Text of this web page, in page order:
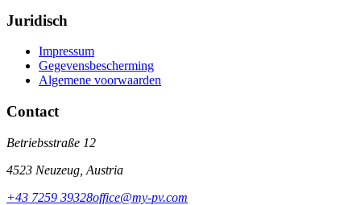
Juridisch
Impressum
Gegevensbescherming
Algemene voorwaarden
Contact
Betriebsstraße 12
4523 Neuzeug, Austria
+43 7259 39328office@my-pv.com